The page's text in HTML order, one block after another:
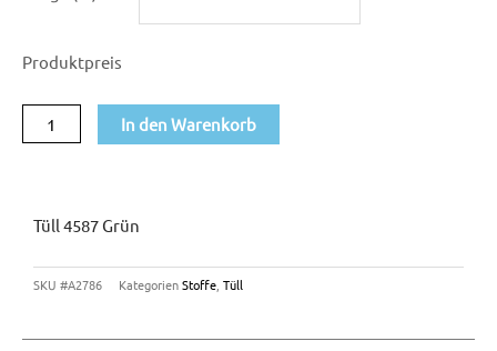
Produktpreis
4587
Menge
In den Warenkorb
Tüll 4587 Grün
SKU #A2786 KategorienStoffe Tüll